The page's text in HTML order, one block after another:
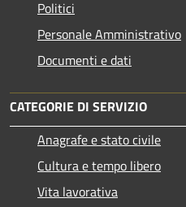
Politici
Personale Amministrativo
Documenti e dati
CATEGORIE DI SERVIZIO
Anagrafe e stato civile
Cultura e tempo libero
Vita lavorativa